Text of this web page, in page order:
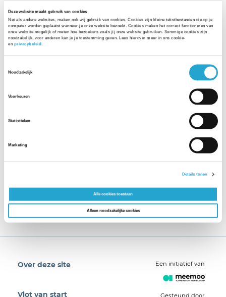
Deze website maakt gebruik van cookies
Net als andere websites, maken ook wij gebruik van cookies. Cookies zijn kleine tekstbestanden die op je
computer worden geplaatst wanneer je onze website bezoekt. Cookies maken het correct functioneren van
onze website mogelijk of meten hoe bezoekers zoals jij onze website gebruiken. Sommige cookies zijn
noodzakelijk, voor anderen kan je je toestemming geven. Lees hierover meer in ons cookie-
en privacybeleid.
Noodzakelijk
Voorkeuren
Statistieken
Marketing
Details tonen
Alle cookies toestaan
Alleen noodzakelijke cookies
Over deze site
Vlot van start
Een initiatief van
Gesteund door